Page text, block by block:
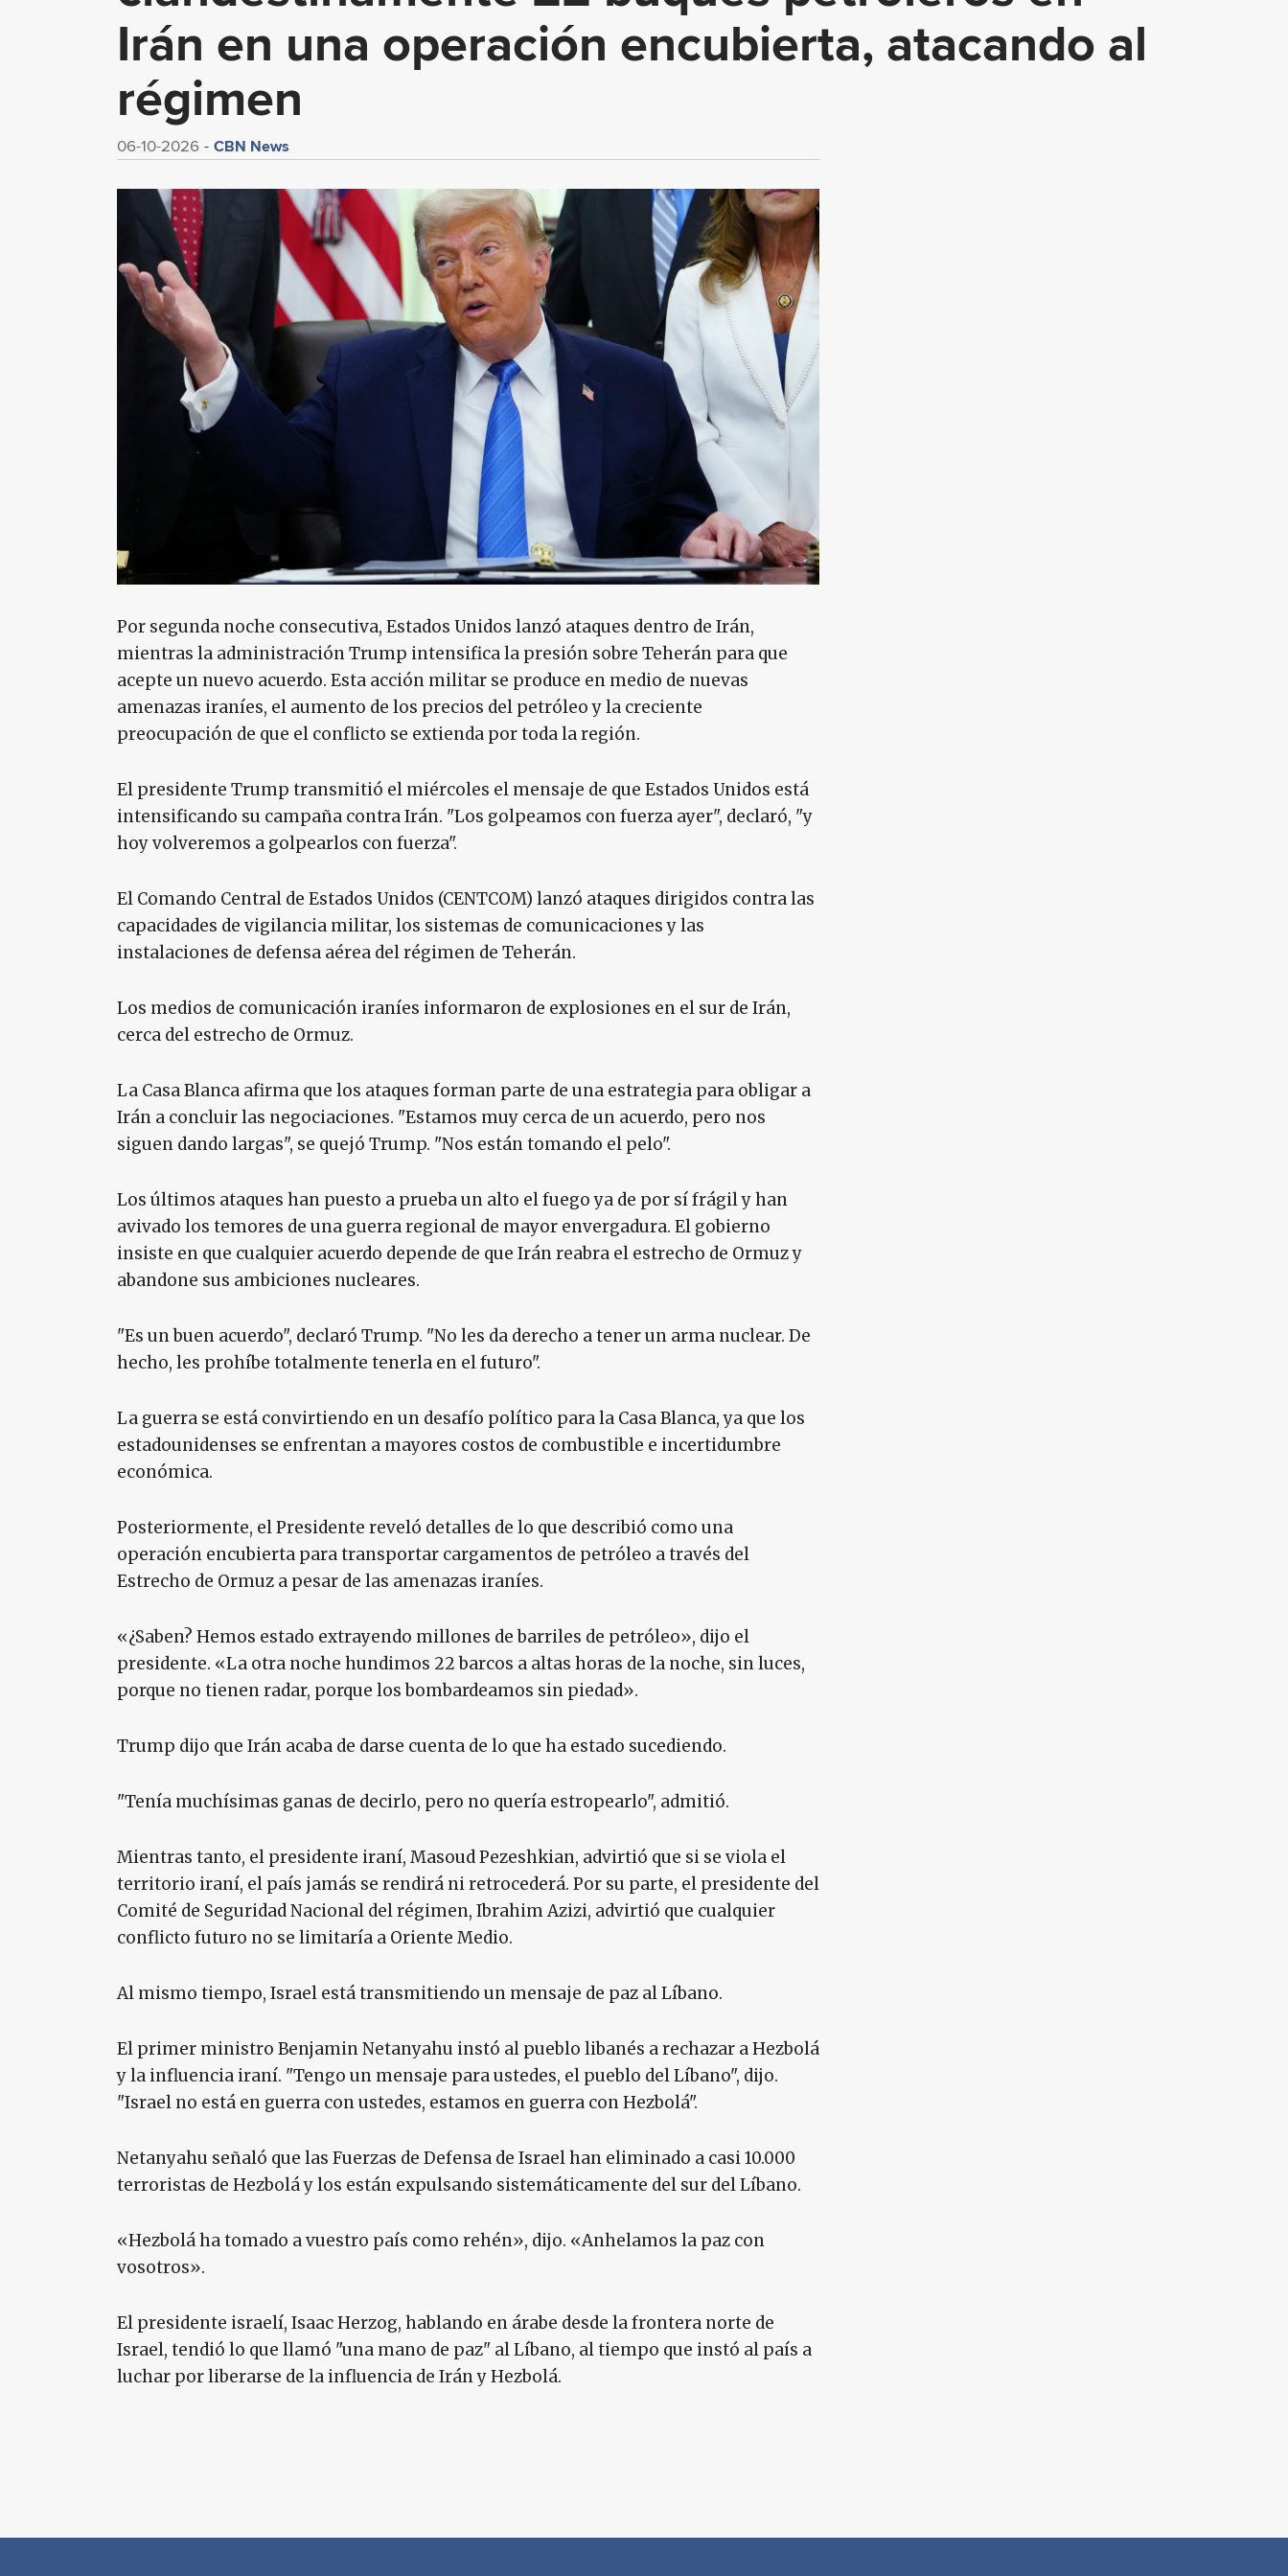
Irán en una operación encubierta, atacando al
régimen
06-10-2026 CBN News
Por segunda noche consecutiva, Estados Unidos lanzó ataques dentro de Irán,
mientras la administración Trump intensifica la presión sobre Teherán para que
acepte un nuevo acuerdo. Esta acción militar se produce en medio de nuevas
amenazas iraníes, el aumento de los precios del petróleo y la creciente
preocupación de que el conflicto se extienda por toda la región.
El presidente Trump transmitió el miércoles el mensaje de que Estados Unidos está
intensificando su campaña contra Irán. "Los golpeamos con fuerza ayer", declaró, "y
hoy volveremos a golpearlos con fuerza".
El Comando Central de Estados Unidos (CENTCOM) lanzó ataques dirigidos contra las
capacidades de vigilancia militar, los sistemas de comunicaciones y las
instalaciones de defensa aérea del régimen de Teherán.
Los medios de comunicación iraníes informaron de explosiones en el sur de Irán,
cerca del estrecho de Ormuz.
La Casa Blanca afirma que los ataques forman parte de una estrategia para obligar a
Irán a concluir las negociaciones. "Estamos muy cerca de un acuerdo, pero nos
siguen dando largas", se quejó Trump. "Nos están tomando el pelo".
Los últimos ataques han puesto a prueba un alto el fuego ya de por sí frágil y han
avivado los temores de una guerra regional de mayor envergadura. El gobierno
insiste en que cualquier acuerdo depende de que Irán reabra el estrecho de Ormuz y
abandone sus ambiciones nucleares.
"Es un buen acuerdo", declaró Trump. "No les da derecho a tener un arma nuclear. De
hecho, les prohíbe totalmente tenerla en el futuro".
La guerra se está convirtiendo en un desafío político para la Casa Blanca, ya que los
estadounidenses se enfrentan a mayores costos de combustible e incertidumbre
económica.
Posteriormente, el Presidente reveló detalles de lo que describió como una
operación encubierta para transportar cargamentos de petróleo a través del
Estrecho de Ormuz a pesar de las amenazas iraníes.
«¿Saben? Hemos estado extrayendo millones de barriles de petróleo», dijo el
presidente. «La otra noche hundimos 22 barcos a altas horas de la noche, sin luces,
porque no tienen radar, porque los bombardeamos sin piedad».
Trump dijo que Irán acaba de darse cuenta de lo que ha estado sucediendo.
"Tenía muchísimas ganas de decirlo, pero no quería estropearlo", admitió.
Mientras tanto, el presidente iraní, Masoud Pezeshkian, advirtió que si se viola el
territorio iraní, el país jamás se rendirá ni retrocederá. Por su parte, el presidente del
Comité de Seguridad Nacional del régimen, Ibrahim Azizi, advirtió que cualquier
conflicto futuro no se limitaría a Oriente Medio.
Al mismo tiempo, Israel está transmitiendo un mensaje de paz al Líbano.
El primer ministro Benjamin Netanyahu instó al pueblo libanés a rechazar a Hezbolá
y la influencia iraní. "Tengo un mensaje para ustedes, el pueblo del Líbano", dijo.
"Israel no está en guerra con ustedes, estamos en guerra con Hezbolá".
Netanyahu señaló que las Fuerzas de Defensa de Israel han eliminado a casi 10.000
terroristas de Hezbolá y los están expulsando sistemáticamente del sur del Líbano.
«Hezbolá ha tomado a vuestro país como rehén», dijo. «Anhelamos la paz con
vosotros».
El presidente israelí, Isaac Herzog, hablando en árabe desde la frontera norte de
Israel, tendió lo que llamó "una mano de paz" al Líbano, al tiempo que instó al país a
luchar por liberarse de la influencia de Irán y Hezbolá.